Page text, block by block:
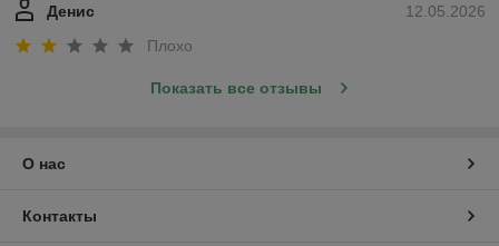
12.05.2026
Денис
Плохо
Показать все отзывы
О нас
Контакты